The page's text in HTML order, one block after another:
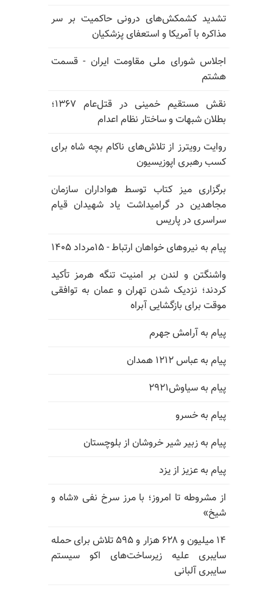
تشدید کشمکش‌های درونی حاکمیت بر سر
مذاکره با آمریکا و استعفای پزشکیان
اجلاس شورای ملی مقاومت ایران - قسمت
هشتم
نقش مستقیم خمینی در قتل‌عام ۱۳۶۷؛
بطلان شبهات و ساختار نظام اعدام
روایت رویترز از تلاش‌های ناکام بچه شاه برای
کسب رهبری اپوزیسیون
برگزاری میز کتاب توسط هواداران سازمان
مجاهدین در گرامیداشت یاد شهیدان قیام
سراسری در پاریس
پیام به نیروهای خواهان ارتباط - ۱۵مرداد ۱۴۰۵
واشنگتن و لندن بر امنیت تنگه هرمز تأکید
کردند؛ نزدیک شدن تهران و عمان به توافقی
موقت برای بازگشایی آبراه
پیام به آرامش جهرم
پیام به عباس ۱۲۱۲ همدان
پیام به سیاوش۲۹۲۱
پیام به خسرو
پیام به زبیر شیر خروشان از بلوچستان
پیام به عزیز از یزد
از مشروطه تا امروز؛ با مرز سرخ نفی «شاه و
شیخ»
۱۴ میلیون و ۶۲۸ هزار و ۵۹۵ تلاش برای حمله
سایبری علیه زیرساخت‌های اکو سیستم
سایبری آلبانی